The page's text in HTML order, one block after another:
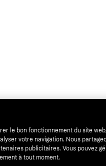
le bon fonctionnement du site
votre navigation. Nous
publicitaires. Vous pouvez
à tout moment.